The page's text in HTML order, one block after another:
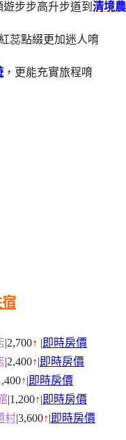
步步高升步道到 清境
蕊點綴更加迷人唷
，更能充實旅程唷
|2,700↑ 即時房價
|2,400↑ 即時房價
↑ 即時房價
|1,200↑ 即時房價
村|3,600↑ 即時房價